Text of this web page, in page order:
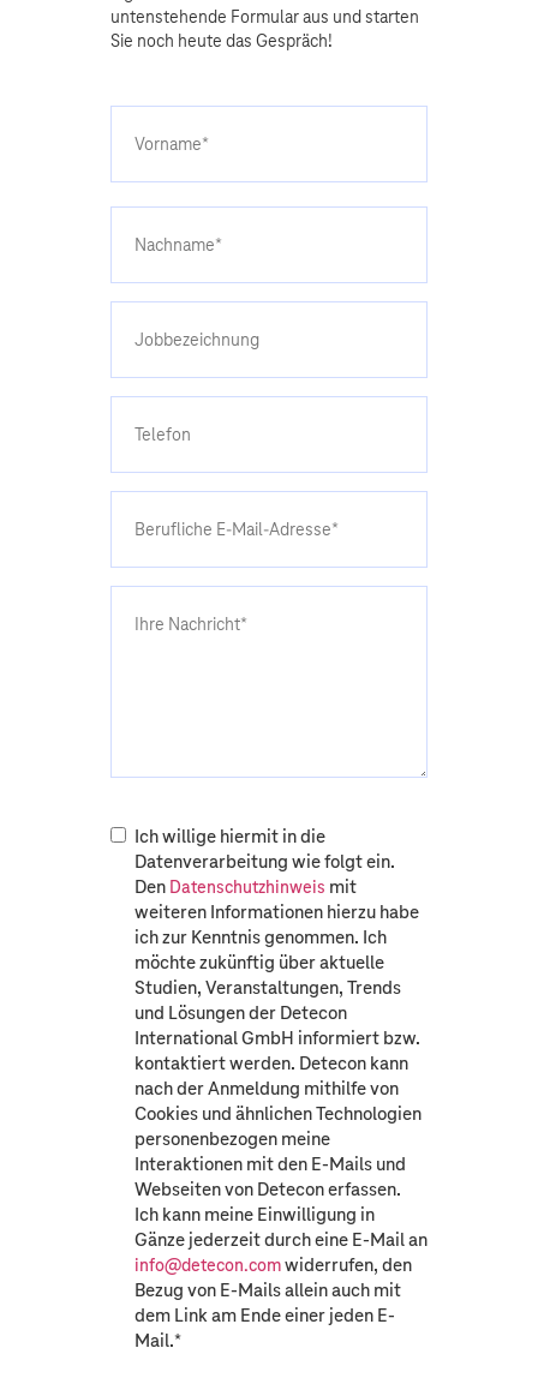
untenstehende Formular aus und starten
Sie noch heute das Gespräch!
Ich willige hiermit in die
Datenverarbeitung wie folgt ein.
Den Datenschutzhinweis mit
weiteren Informationen hierzu habe
ich zur Kenntnis genommen. Ich
möchte zukünftig über aktuelle
Studien, Veranstaltungen, Trends
und Lösungen der Detecon
International GmbH informiert bzw.
kontaktiert werden. Detecon kann
nach der Anmeldung mithilfe von
Cookies und ähnlichen Technologien
personenbezogen meine
Interaktionen mit den E-Mails und
Webseiten von Detecon erfassen.
Ich kann meine Einwilligung in
Gänze jederzeit durch eine E-Mail an
info@detecon.comwiderrufen, den
Bezug von E-Mails allein auch mit
dem Link am Ende einer jeden E-
Mail.*